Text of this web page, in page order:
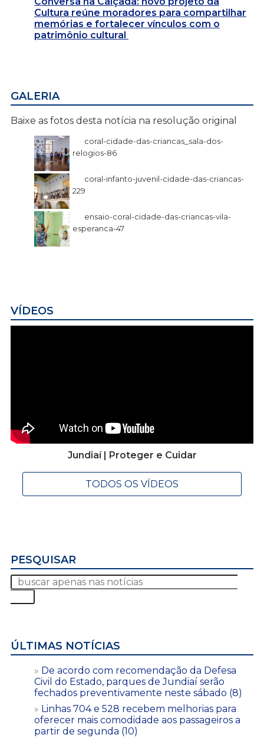
Cultura reúne moradores para compartilhar
memórias e fortalecer vínculos com o
patrimônio cultural
GALERIA
Baixe as fotos desta notícia na resolução original
coral-cidade-das-criancas_sala-dos-
relogios-86
coral-infanto-juvenil-cidade-das-criancas-
229
ensaio-coral-cidade-das-criancas-vila-
esperanca-47
VÍDEOS
Jundiaí | Proteger e Cuidar
TODOS OS VÍDEOS
PESQUISAR
ÚLTIMAS NOTÍCIAS
De acordo com recomendação da Defesa
Civil do Estado, parques de Jundiaí serão
fechados preventivamente neste sábado (8)
Linhas 704 e 528 recebem melhorias para
oferecer mais comodidade aos passageiros a
partir de segunda (10)